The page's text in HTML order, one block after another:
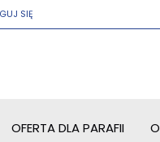
SIĘ
OFERTA DLA PARAFII